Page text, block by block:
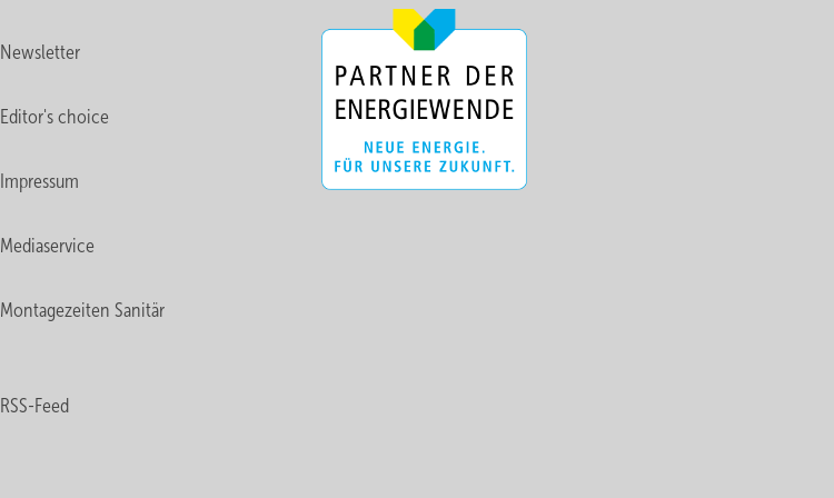
Newsletter
Editor's choice
Impressum
Mediaservice
Montagezeiten Sanitär
RSS-Feed